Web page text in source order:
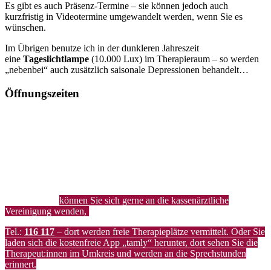
Es gibt es auch Präsenz-Termine – sie können jedoch auch
kurzfristig in Videotermine umgewandelt werden, wenn Sie es
wünschen.
Im Übrigen benutze ich in der dunkleren Jahreszeit
eine Tageslichtlampe (10.000 Lux) im Therapieraum – so werden
„nebenbei“ auch zusätzlich saisonale Depressionen behandelt…
Öffnungszeiten
können Sie sich gerne an die kassenärztliche
Vereinigung wenden,
Tel.: 116 117 – dort werden freie Therapieplätze vermittelt. Oder Sie
laden sich die kostenfreie App „tamly“ herunter, dort sehen Sie die
Therapeut:innen im Umkreis und werden an die Sprechstunden
erinnert.